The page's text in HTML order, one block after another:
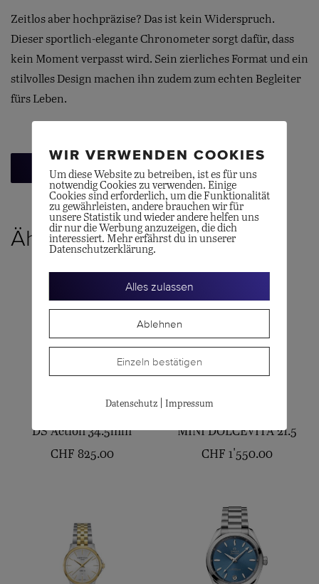
Zeitlos aber hochpräzise? Das ist kein Widerspruch.
Dieser sportlich-elegante Chronometer sorgt dafür, dass
kein Moment verpasst wird. Sein zierliches Format und ein
stilvolles Design machen ihn zudem zum echten Begleiter
fürs Leben.
Zurück zur Übersicht
Ähnliche Produkte
CERTINA
DS Action 34.5mm
CHF 825.00
LONGINES
MINI DOLCEVITA 21.5
CHF 1'550.00
WIR VERWENDEN COOKIES
Um diese Website zu betreiben, ist es für uns
notwendig Cookies zu verwenden. Einige
Cookies sind erforderlich, um die Funktionalität
zu gewährleisten, andere brauchen wir für
unsere Statistik und wieder andere helfen uns
dir nur die Werbung anzuzeigen, die dich
interessiert. Mehr erfährst du in unserer
Datenschutzerklärung.
Alles zulassen
Ablehnen
Einzeln bestätigen
Datenschutz| Impressum